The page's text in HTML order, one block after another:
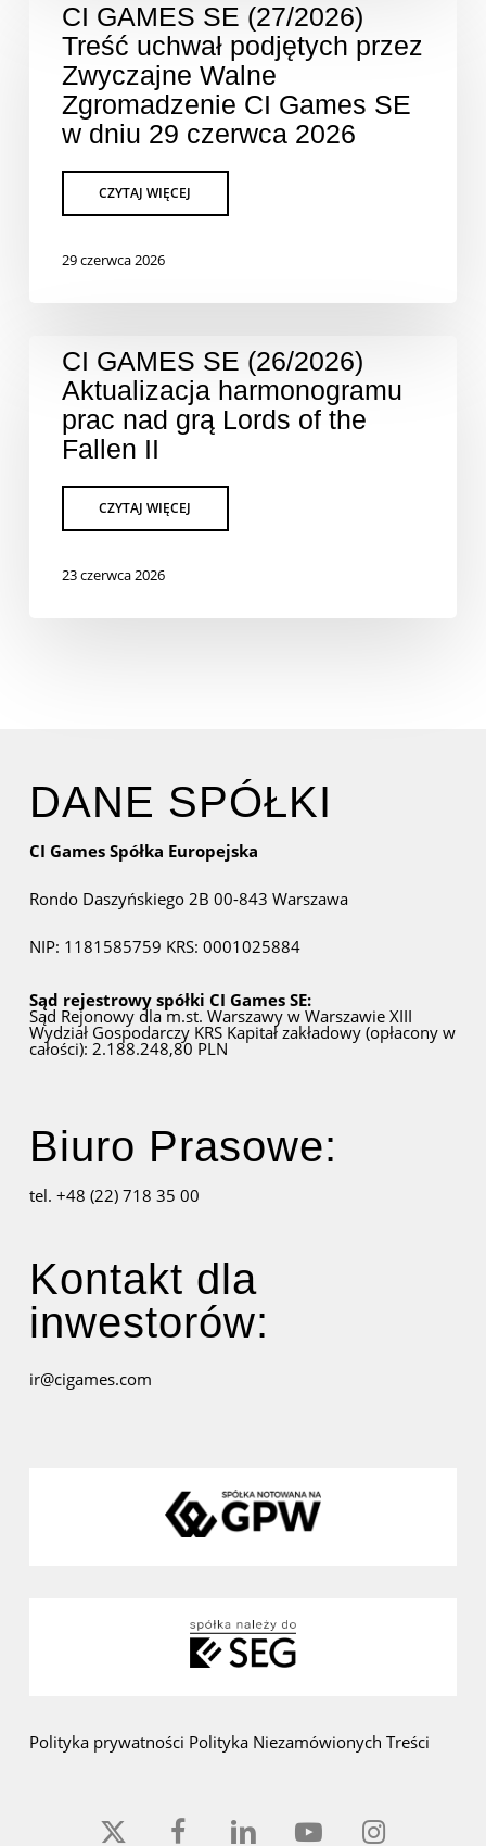
CI GAMES SE (27/2026)
Treść uchwał podjętych przez
Zwyczajne Walne
Zgromadzenie CI Games SE
w dniu 29 czerwca 2026
29 czerwca 2026
CI GAMES SE (26/2026)
Aktualizacja harmonogramu
prac nad grą Lords of the
Fallen II
23 czerwca 2026
DANE SPÓŁKI
CI Games Spółka Europejska
Rondo Daszyńskiego 2B 00-843 Warszawa
NIP: 1181585759 KRS: 0001025884
Sąd rejestrowy spółki CI Games SE:
Sąd Rejonowy dla m.st. Warszawy w WarszawieXIII
Wydział Gospodarczy KRSKapitał zakładowy (opłacony w
całości): 2.188.248,80 PLN
Biuro Prasowe:
tel. +48 (22) 718 35 00
Kontakt dla
inwestorów:
ir@cigames.com
Polityka prywatności Polityka Niezamówionych Treści
x- facebooklinkedin youtube instagram